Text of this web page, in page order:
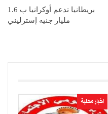
بريطانيا تدعم أوكرانيا ب 1.6
مليار جنيه إسترليني
اخبار محلية